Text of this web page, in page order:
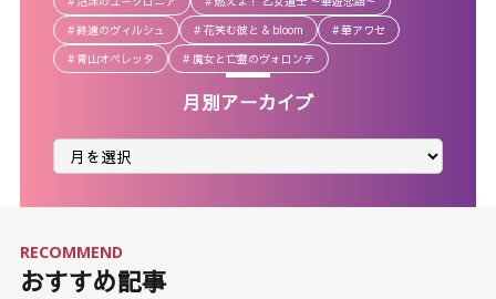
終遠のヴィルシュ
花笑む彼と & bloom
華アワセ
青山オペレッタ
魔女と亡霊のヴォロンテ
月別アーカイブ
月
ア
カ
おすすめ記事
RECOMMEND